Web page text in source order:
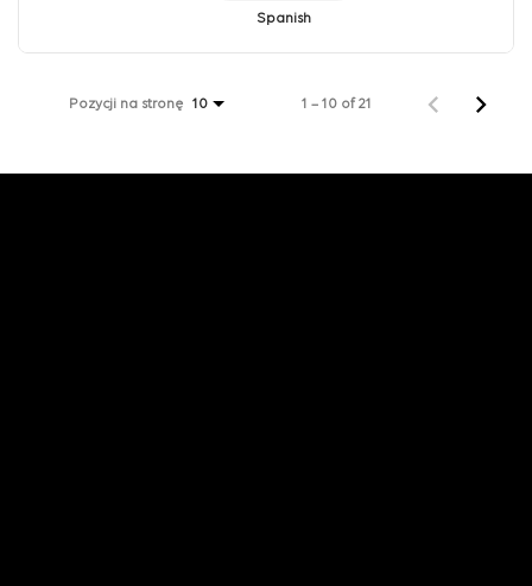
Spanish
Pozycji na stronę 10 1 – 10 of 21